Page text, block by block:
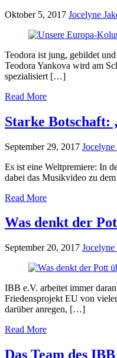
Oktober 5, 2017 Jocelyne
Teodora ist jung, gebildet
Teodora Yankova wird am
spezialisiert […]
Read More
Starke
September 29, 2017 Jocelyne
Es ist eine Weltpremiere: In
dabei das Musikvideo zu
Read More
Was denkt der
September 20, 2017 Jocelyne
IBB e.V. arbeitet immer
Friedensprojekt EU von
darüber anregen, […]
Read More
Das Team des